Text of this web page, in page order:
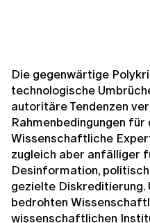
Die gegenwärtige
technologische
autoritäre Tendenzen
Rahmenbedingungen
Wissenschaftliche
zugleich aber anfälliger
Desinformation,
gezielte Diskreditierung.
bedrohten
wissenschaftlichen